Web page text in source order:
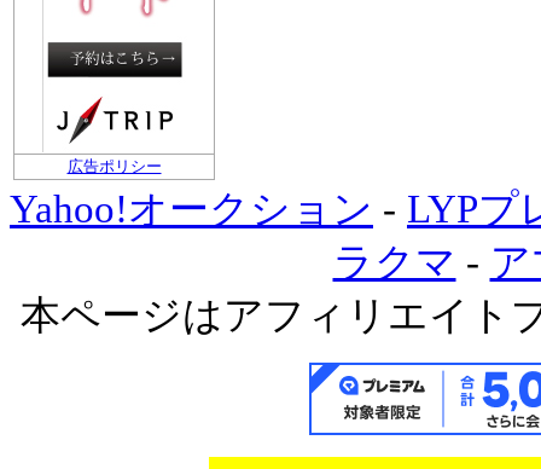
広告ポリシー
Yahoo!オークション - LYPプ
ラクマ -
本ページはアフィリエイト